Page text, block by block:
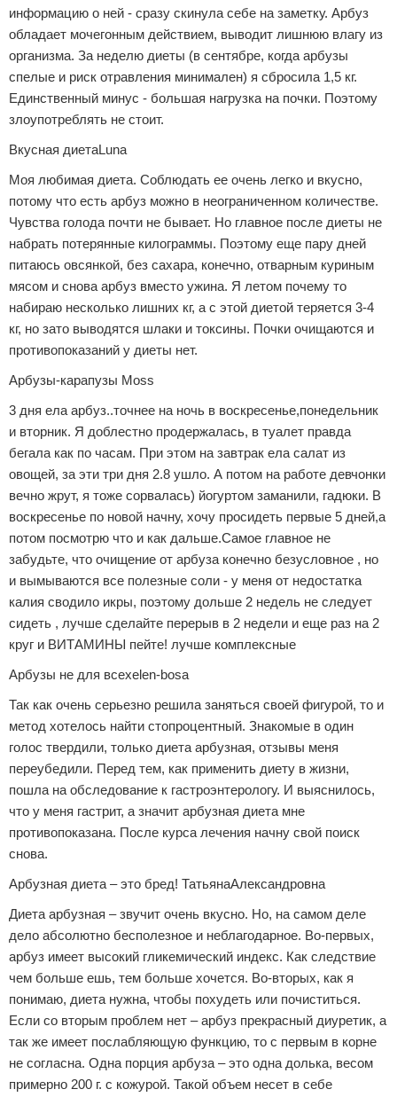
информацию о ней - сразу скинула себе на заметку. Арбуз
обладает мочегонным действием, выводит лишнюю влагу из
организма. За неделю диеты (в сентябре, когда арбузы
спелые и риск отравления минимален) я сбросила 1,5 кг.
Единственный минус - большая нагрузка на почки. Поэтому
злоупотреблять не стоит.
Вкусная диетаLuna
Моя любимая диета. Соблюдать ее очень легко и вкусно,
потому что есть арбуз можно в неограниченном количестве.
Чувства голода почти не бывает. Но главное после диеты не
набрать потерянные килограммы. Поэтому еще пару дней
питаюсь овсянкой, без сахара, конечно, отварным куриным
мясом и снова арбуз вместо ужина. Я летом почему то
набираю несколько лишних кг, а с этой диетой теряется 3-4
кг, но зато выводятся шлаки и токсины. Почки очищаются и
противопоказаний у диеты нет.
Арбузы-карапузы Moss
3 дня ела арбуз..точнее на ночь в воскресенье,понедельник
и вторник. Я доблестно продержалась, в туалет правда
бегала как по часам. При этом на завтрак ела салат из
овощей, за эти три дня 2.8 ушло. А потом на работе девчонки
вечно жрут, я тоже сорвалась) йогуртом заманили, гадюки. В
воскресенье по новой начну, хочу просидеть первые 5 дней,а
потом посмотрю что и как дальше.Самое главное не
забудьте, что очищение от арбуза конечно безусловное , но
и вымываются все полезные соли - у меня от недостатка
калия сводило икры, поэтому дольше 2 недель не следует
сидеть , лучше сделайте перерыв в 2 недели и еще раз на 2
круг и ВИТАМИНЫ пейте! лучше комплексные
Арбузы не для всехelen-bosa
Так как очень серьезно решила заняться своей фигурой, то и
метод хотелось найти стопроцентный. Знакомые в один
голос твердили, только диета арбузная, отзывы меня
переубедили. Перед тем, как применить диету в жизни,
пошла на обследование к гастроэнтерологу. И выяснилось,
что у меня гастрит, а значит арбузная диета мне
противопоказана. После курса лечения начну свой поиск
снова.
Арбузная диета – это бред! ТатьянаАлександровна
Диета арбузная – звучит очень вкусно. Но, на самом деле
дело абсолютно бесполезное и неблагодарное. Во-первых,
арбуз имеет высокий гликемический индекс. Как следствие
чем больше ешь, тем больше хочется. Во-вторых, как я
понимаю, диета нужна, чтобы похудеть или почиститься.
Если со вторым проблем нет – арбуз прекрасный диуретик, а
так же имеет послабляющую функцию, то с первым в корне
не согласна. Одна порция арбуза – это одна долька, весом
примерно 200 г. с кожурой. Такой объем несет в себе